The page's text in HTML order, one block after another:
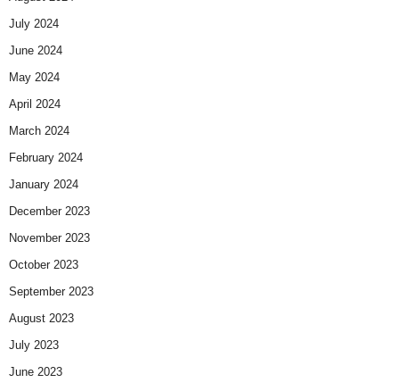
July 2024
June 2024
May 2024
April 2024
March 2024
February 2024
January 2024
December 2023
November 2023
October 2023
September 2023
August 2023
July 2023
June 2023